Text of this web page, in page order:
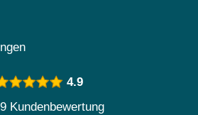
4.9
Kundenbewertung